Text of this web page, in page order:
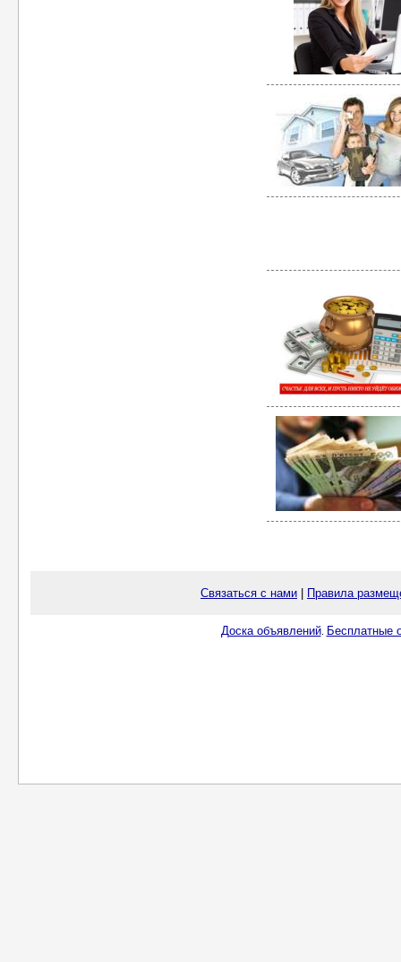
Связаться с нами Правила
Доска объявлений. Бесплатные